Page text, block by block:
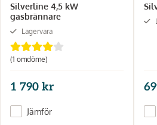
Silverline 4,5 kW
gasbrännare
Lagervara
(1 omdöme)
1 790 kr
Jämför